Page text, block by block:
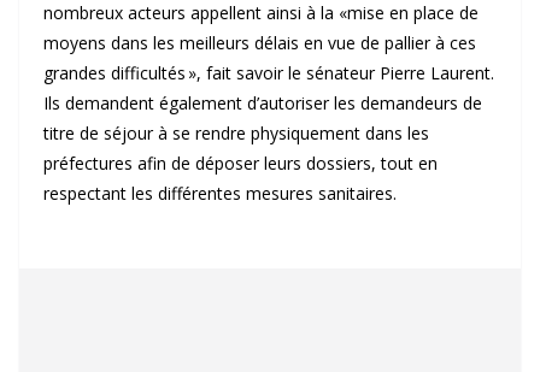
nombreux acteurs appellent ainsi à la «mise en place de
moyens dans les meilleurs délais en vue de pallier à ces
grandes difficultés », fait savoir le sénateur Pierre Laurent.
Ils demandent également d’autoriser les demandeurs de
titre de séjour à se rendre physiquement dans les
préfectures afin de déposer leurs dossiers, tout en
respectant les différentes mesures sanitaires.